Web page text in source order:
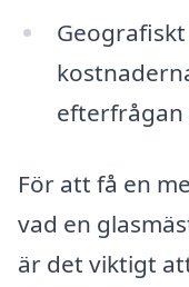
efterfrågan
För att få en
vad en
är det viktigt